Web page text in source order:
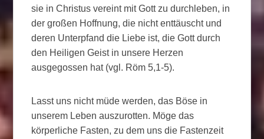
sie in Christus vereint mit Gott zu durchleben, in
der großen Hoffnung, die nicht enttäuscht und
deren Unterpfand die Liebe ist, die Gott durch
den Heiligen Geist in unsere Herzen
ausgegossen hat (vgl. Röm 5,1-5).
Lasst uns nicht müde werden, das Böse in
unserem Leben auszurotten. Möge das
körperliche Fasten, zu dem uns die Fastenzeit